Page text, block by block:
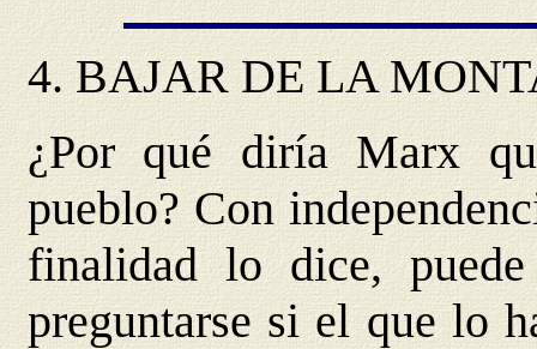
4. BAJAR DE LA
¿Por qué diría Marx
pueblo? Con
finalidad lo dice,
preguntarse si el que lo